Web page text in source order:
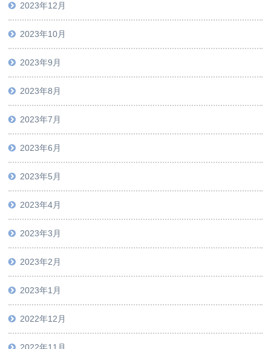
2023年12月
2023年10月
2023年9月
2023年8月
2023年7月
2023年6月
2023年5月
2023年4月
2023年3月
2023年2月
2023年1月
2022年12月